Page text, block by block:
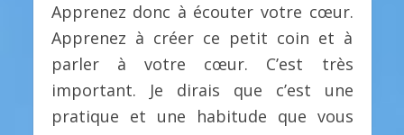
Apprenez donc à écouter votre cœur.
Apprenez à créer ce petit coin et à
parler à votre cœur. C’est très
important. Je dirais que c’est une
pratique et une habitude que vous